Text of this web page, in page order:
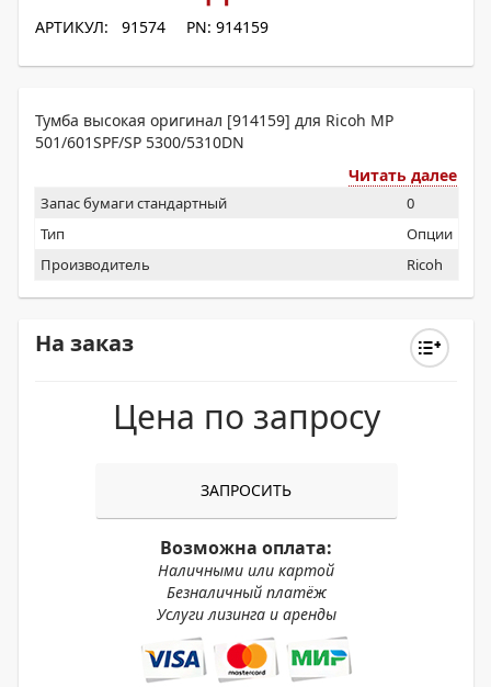
АРТИКУЛ: 91574 PN: 914159
Тумба высокая оригинал [914159] для Ricoh MP
501/601SPF/SP 5300/5310DN
Читать далее
Запас бумаги стандартный
0
Тип
Опции
Производитель
Ricoh
На заказ
Цена по запросу
ЗАПРОСИТЬ
Возможна оплата:
Наличными или картой
Безналичный платёж
Услуги лизинга и аренды